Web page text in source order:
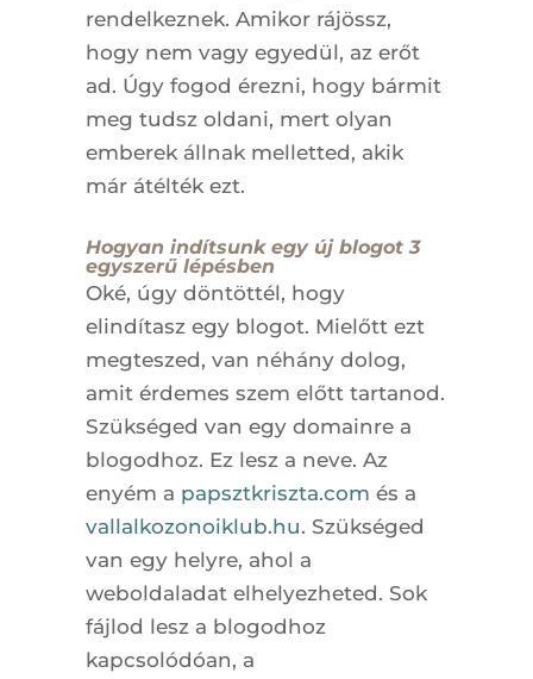
rendelkeznek. Amikor rájössz,
hogy nem vagy egyedül, az erőt
ad. Úgy fogod érezni, hogy bármit
meg tudsz oldani, mert olyan
emberek állnak melletted, akik
már átélték ezt.
Hogyan indítsunk egy új blogot 3
egyszerű lépésben
Oké, úgy döntöttél, hogy
elindítasz egy blogot. Mielőtt ezt
megteszed, van néhány dolog,
amit érdemes szem előtt tartanod.
Szükséged van egy domainre a
blogodhoz. Ez lesz a neve. Az
enyém a papsztkriszta.com és a
vallalkozonoiklub.hu. Szükséged
van egy helyre, ahol a
weboldaladat elhelyezheted. Sok
fájlod lesz a blogodhoz
kapcsolódóan, a